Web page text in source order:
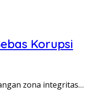
Korupsi
zona integritas…